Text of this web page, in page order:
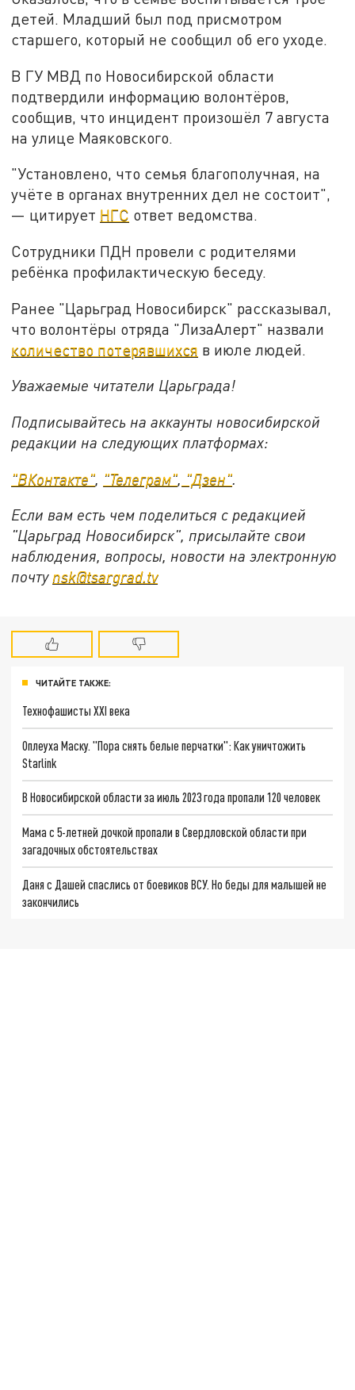
детей. Младший был под присмотром
старшего, который не сообщил об его уходе.
В ГУ МВД по Новосибирской области
подтвердили информацию волонтёров,
сообщив, что инцидент произошёл 7 августа
на улице Маяковского.
"Установлено, что семья благополучная, на
учёте в органах внутренних дел не состоит",
— цитирует НГС ответ ведомства.
Сотрудники ПДН провели с родителями
ребёнка профилактическую беседу.
Ранее "Царьград Новосибирск" рассказывал,
что волонтёры отряда "ЛизаАлерт" назвали
количество потерявшихся в июле людей.
Уважаемые читатели Царьграда!
Подписывайтесь на аккаунты новосибирской
редакции на следующих платформах:
"ВКонтакте", "Телеграм", "Дзен".
Если вам есть чем поделиться с редакцией
"Царьград Новосибирск", присылайте свои
наблюдения, вопросы, новости на электронную
почту nsk@tsargrad.tv
ЧИТАЙТЕ ТАКЖЕ:
Технофашисты XXI века
Оплеуха Маску. "Пора снять белые перчатки": Как уничтожить
Starlink
В Новосибирской области за июль 2023 года пропали 120 человек
Мама с 5-летней дочкой пропали в Свердловской области при
загадочных обстоятельствах
Даня с Дашей спаслись от боевиков ВСУ. Но беды для малышей не
закончились